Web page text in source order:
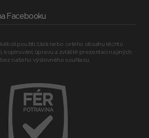
Facebooku
použití části nebo celého obsahu těchto
kopírování, úpravu a zvláště prezentaci na jiných
našeho výslovného souhlasu.